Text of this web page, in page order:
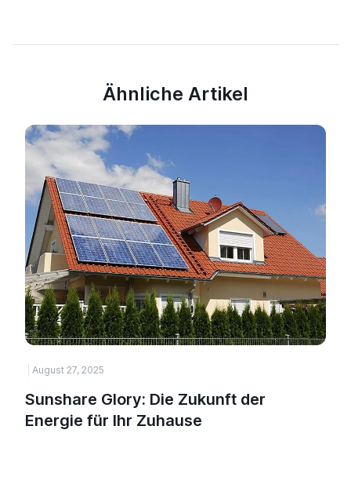
Ähnliche Artikel
August 27, 2025
Sunshare Glory: Die Zukunft der
Energie für Ihr Zuhause